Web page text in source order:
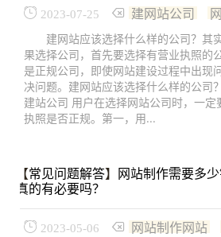
2023-07-25 建网站公司
建网站应该选择什么样的公司？其
果选择公司，首先要选择有营业执照的
是正规公司，即使网站建设过程中出现
决问题。建网站应该选择什么样的公司
建站公司 用户在选择网站公司时，一
执照是否正规。第一，用...
【常见问题解答】 网站制作需要多
真的有必要吗？
2023-05-06 网站制作网站